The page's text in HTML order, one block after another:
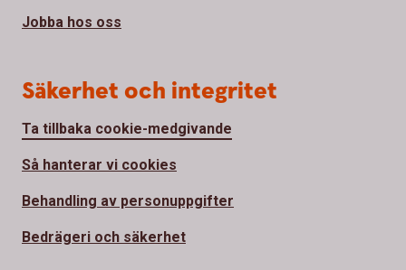
Jobba hos oss
Säkerhet och integritet
Ta tillbaka cookie-medgivande
Så hanterar vi cookies
Behandling av personuppgifter
Bedrägeri och säkerhet